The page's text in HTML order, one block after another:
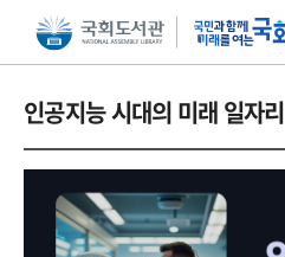
본문 바로가기주메뉴 바로가기
인공지능 시대의 미래 일자리